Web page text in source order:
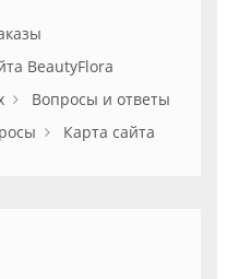
BeautyFlora
Вопросы и ответы
Карта сайта